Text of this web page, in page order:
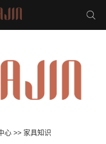
心 >> 家具知识